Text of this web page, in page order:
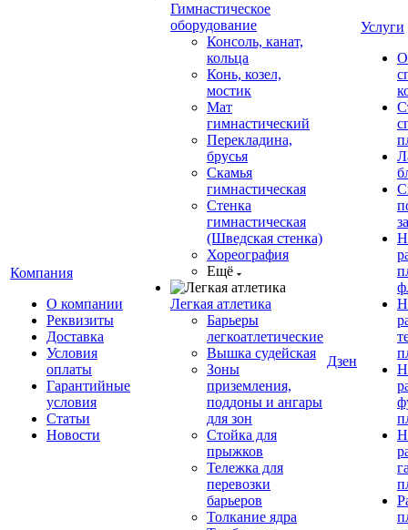
Компания
О компании
Реквизиты
Доставка
Условия
оплаты
Гарантийные
условия
Статьи
Новости
Гимнастическое
оборудование
Консоль, канат,
кольца
Конь, козел,
мостик
Мат
гимнастический
Перекладина,
брусья
Скамья
гимнастическая
Стенка
гимнастическая
(Шведская стенка)
Хореография
Ещё
Легкая атлетика
Барьеры
легкоатлетические
Вышка судейская
Зоны
приземления,
поддоны и ангары
для зон
Стойка для
прыжков
Тележка для
перевозки
барьеров
Толкание ядра
Дзен
Услуги